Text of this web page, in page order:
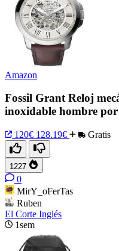
Amazon
Fossil Grant Reloj
inoxidable hombre
120€ 128.19€ Gratis
1227
0
MirY_oFerTas
Ruben
El Corte Inglés
1sem